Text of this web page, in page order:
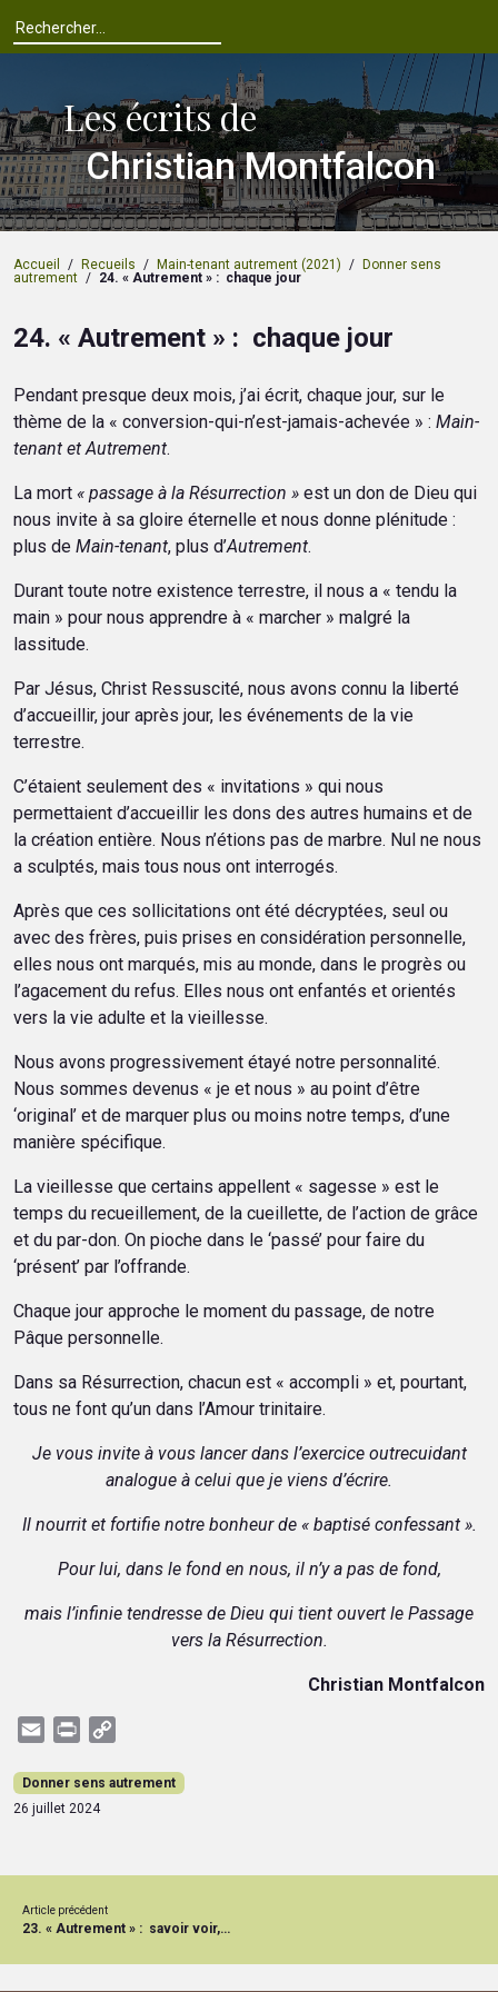
Les écrits de
Christian Montfalcon
Accueil / Recueils / Main-tenant autrement (2021) /
Donner sens
autrement / 24. « Autrement » : chaque jour
24. « Autrement » : chaque jour
Pendant presque deux mois, j’ai écrit, chaque jour, sur le
thème de la « conversion-qui-n’est-jamais-achevée » : Main-
tenant et Autrement.
La mort « passage à la Résurrection » est un don de Dieu qui
nous invite à sa gloire éternelle et nous donne plénitude :
plus de Main-tenant, plus d’Autrement.
Durant toute notre existence terrestre, il nous a « tendu la
main » pour nous apprendre à « marcher » malgré la
lassitude.
Par Jésus, Christ Ressuscité, nous avons connu la liberté
d’accueillir, jour après jour, les événements de la vie
terrestre.
C’étaient seulement des « invitations » qui nous
permettaient d’accueillir les dons des autres humains et de
la création entière. Nous n’étions pas de marbre. Nul ne nous
a sculptés, mais tous nous ont interrogés.
Après que ces sollicitations ont été décryptées, seul ou
avec des frères, puis prises en considération personnelle,
elles nous ont marqués, mis au monde, dans le progrès ou
l’agacement du refus. Elles nous ont enfantés et orientés
vers la vie adulte et la vieillesse.
Nous avons progressivement étayé notre personnalité.
Nous sommes devenus « je et nous » au point d’être
‘original’ et de marquer plus ou moins notre temps, d’une
manière spécifique.
La vieillesse que certains appellent « sagesse » est le
temps du recueillement, de la cueillette, de l’action de grâce
et du par-don. On pioche dans le ‘passé’ pour faire du
‘présent’ par l’offrande.
Chaque jour approche le moment du passage, de notre
Pâque personnelle.
Dans sa Résurrection, chacun est « accompli » et, pourtant,
tous ne font qu’un dans l’Amour trinitaire.
Je vous invite à vous lancer dans l’exercice outrecuidant
analogue à celui que je viens d’écrire.
Il nourrit et fortifie notre bonheur de « baptisé confessant ».
Pour lui, dans le fond en nous, il n’y a pas de fond,
mais l’infinie tendresse de Dieu qui tient ouvert le Passage
vers la Résurrection.
Christian Montfalcon
Email Print
Donner sens autrement
26 juillet 2024
Article précédent
23. « Autrement » : savoir voir, entendre et se taire